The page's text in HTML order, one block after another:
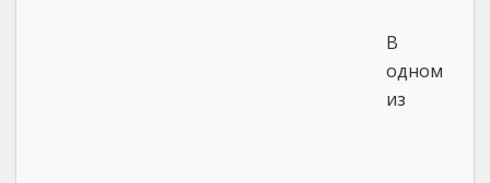
В
одном
из